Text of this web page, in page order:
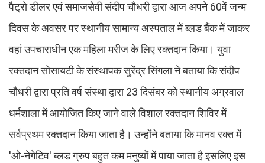
पैट्रो डीलर एवं समाजसेवी संदीप चौधरी द्वारा आज अपने 60वें जन्म
दिवस के अवसर पर स्थानीय सामान्य अस्पताल में ब्लड बैंक में जाकर
वहां उपचाराधीन एक महिला मरीज के लिए रक्तदान किया। युवा
रक्तदान सोसायटी के संस्थापक सुरेंद्र सिंगला ने बताया कि संदीप
चौधरी द्वारा प्रति वर्ष संस्था द्वारा 23 दिसंबर को स्थानीय अग्रवाल
धर्मशाला में आयोजित किए जाने वाले विशाल रक्तदान शिविर में
सर्वप्रथम रक्तदान किया जाता है। उन्होंने बताया कि मानव रक्त में
'ओ-नेगेटिव' ब्लड ग्रुप बहुत कम मनुष्यों में पाया जाता है इसलिए इस